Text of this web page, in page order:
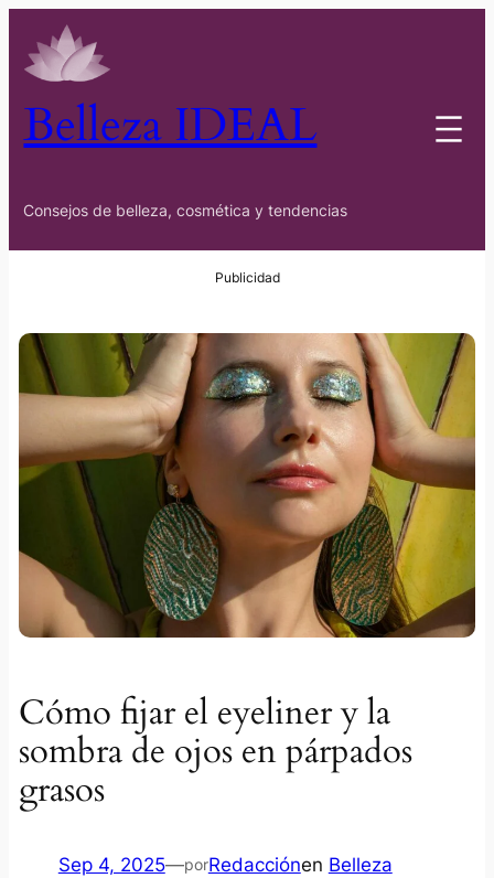
Belleza IDEAL
Consejos de belleza, cosmética y tendencias
Cómo fijar el eyeliner y la
sombra de ojos en párpados
grasos
Sep 4, 2025—porRedacciónen Belleza